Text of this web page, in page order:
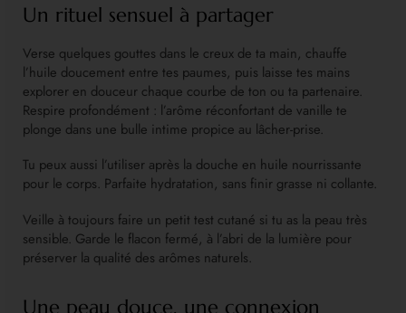
Un rituel sensuel à partager
Verse quelques gouttes dans le creux de ta main, chauffe
l’huile doucement entre tes paumes, puis laisse tes mains
explorer en douceur chaque courbe de ton ou ta partenaire.
Respire profondément : l’arôme réconfortant de vanille te
plonge dans une bulle intime propice au lâcher-prise.
Tu peux aussi l’utiliser après la douche en huile nourrissante
pour le corps. Parfaite hydratation, sans finir grasse ni collante.
Veille à toujours faire un petit test cutané si tu as la peau très
sensible. Garde le flacon fermé, à l’abri de la lumière pour
préserver la qualité des arômes naturels.
Une peau douce, une connexion